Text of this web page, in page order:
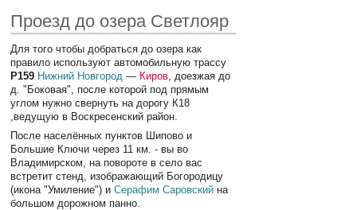
Проезд до озера Светлояр
Для того чтобы добраться до озера как
правило используют автомобильную трассу
P159 Нижний Новгород — Киров, доезжая до
д. "Боковая", после которой под прямым
углом нужно свернуть на дорогу К18
,ведущую в Воскресенский район.
После населённых пунктов Шипово и
Большие Ключи через 11 км. - вы во
Владимирском, на повороте в село вас
встретит стенд, изображающий Богородицу
(икона "Умиление") иСерафим Саровский на
большом дорожном панно.